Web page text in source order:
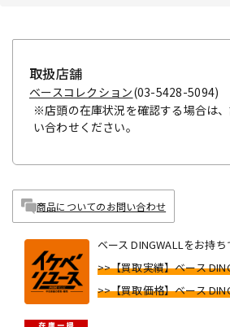
取扱店舗
ベースコレクション(03-5428-5094)
※店頭の在庫状況を確認する場合は
い合わせください。
商品についてのお問い合わせ
ベース DINGWALLをお持ち
>>【買取実績】ベース
>>【買取価格】ベース